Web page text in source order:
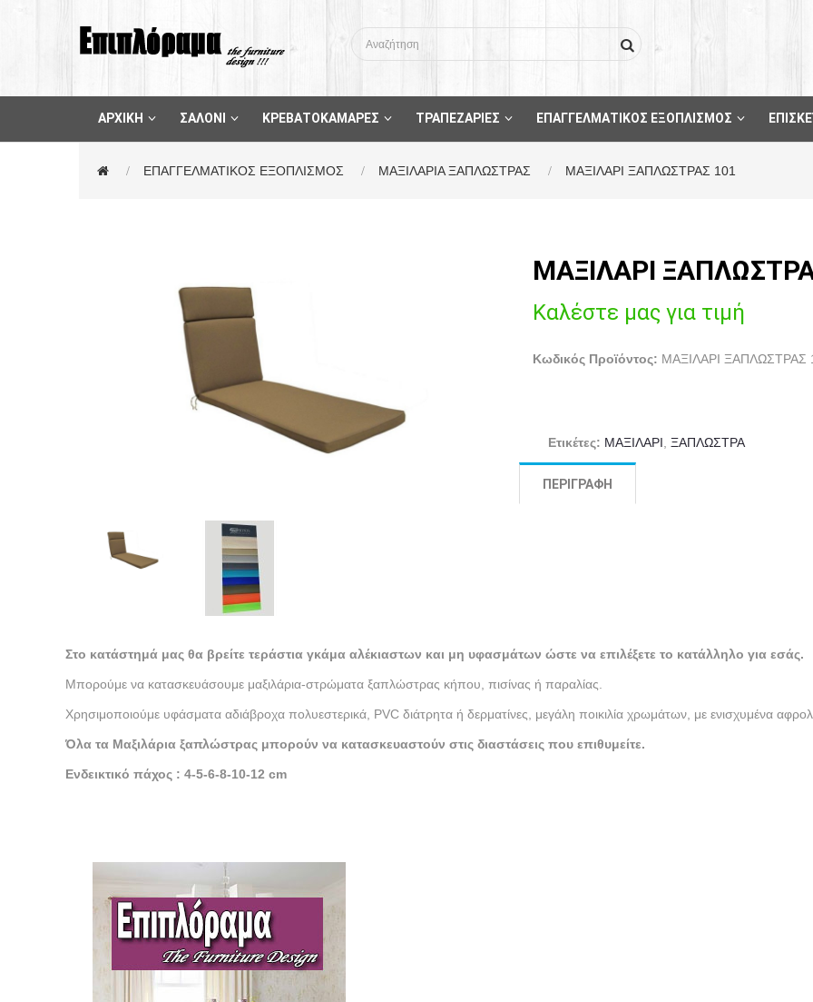
ΑΡΧΙΚΗ ΣΑΛΟΝΙ ΚΡΕΒΑΤΟΚΑΜΑΡΕΣ ΤΡΑΠΕΖΑΡΙΕΣ ΕΠΑΓΓΕΛΜΑΤΙΚΟΣ ΕΞΟΠΛΙΣΜΟΣ
ΕΠΑΓΓΕΛΜΑΤΙΚΟΣ ΕΞΟΠΛΙΣΜΟΣ ΜΑΞΙΛΑΡΙΑ ΞΑΠΛΩΣΤΡΑΣ ΜΑΞΙΛΑΡΙ ΞΑΠΛΩΣΤΡΑΣ 101
ΜΑΞΙΛΑΡΙ
Καλέστε μας για τιμή
Κωδικός Προϊόντος: ΜΑΞΙΛΑΡΙ ΞΑΠΛΩΣΤΡΑΣ
Ετικέτες: ΜΑΞΙΛΑΡΙ ΞΑΠΛΩΣΤΡΑ
ΠΕΡΙΓΡΑΦΉ
Στο κατάστημά μας θα βρείτε τεράστια γκάμα αλέκιαστων και μη υφασμάτων ώστε να επιλέξετε το κατάλληλο για εσάς.
Μπορούμε να κατασκευάσουμε μαξιλάρια-στρώματα ξαπλώστρας κήπου, πισίνας ή παραλίας.
Χρησιμοποιούμε υφάσματα αδιάβροχα πολυεστερικά, PVC διάτρητα ή δερματίνες, μεγάλη ποικιλία χρωμάτων, με ενισχυμένα
Όλα τα Μαξιλάρια ξαπλώστρας μπορούν να κατασκευαστούν στις διαστάσεις που επιθυμείτε.
Ενδεικτικό πάχος : 4-5-6-8-10-12 cm